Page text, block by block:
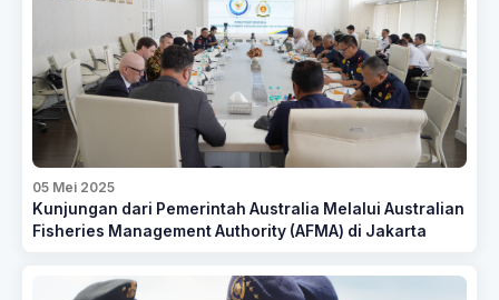
05 Mei 2025
Kunjungan dari Pemerintah Australia Melalui Australian
Fisheries Management Authority (AFMA) di Jakarta